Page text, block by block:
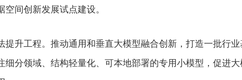
间创新发展试点建设。
提升工程。推动通用和垂直大模型融合创新，打造一批行业
细分领域、结构轻量化、可本地部署的专用小模型，促进大